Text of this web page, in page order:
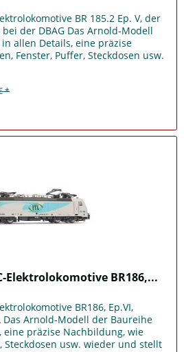
BR 185.2 Ep. V, der
der DBAG Das Arnold-Modell
allen Details, eine präzise
Fenster, Puffer, Steckdosen usw.
*
Elektrolokomotive BR186,...
BR186, Ep.VI,
Arnold-Modell der Baureihe
eine präzise Nachbildung, wie
Steckdosen usw. wieder und stellt